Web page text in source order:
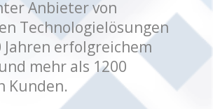
Anbieter von
Technologielösungen
erfolgreichem
mehr als 1200
Kunden.